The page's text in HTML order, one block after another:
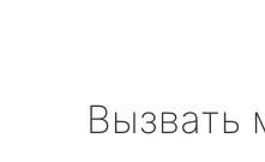
Вызвать